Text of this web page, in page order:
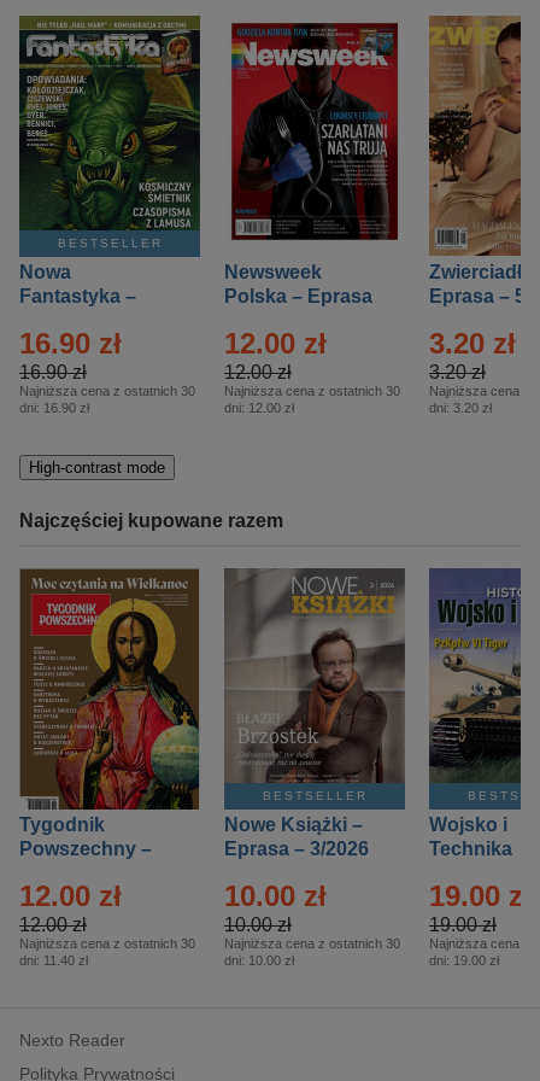
BESTSELLER
Nowa
Fantastyka –
16.90 zł
16.90 zł
Najniższa cena z ostatnich 30
dni: 16.90 zł
Newsweek
Polska – Eprasa
12.00 zł
12.00 zł
Najniższa cena z ostatnich 30
dni: 12.00 zł
Zwierciadło
Eprasa – 5/
3.20 zł
3.20 zł
Najniższa cena z
dni: 3.20 zł
High-contrast mode
Najczęściej kupowane razem
Tygodnik
Powszechny –
12.00 zł
12.00 zł
Najniższa cena z ostatnich 30
dni: 11.40 zł
BESTSELLER
Nowe Książki –
Eprasa – 3/2026
10.00 zł
10.00 zł
Najniższa cena z ostatnich 30
dni: 10.00 zł
Wojsko i
Technika
– 2/2026
19.00 zł
19.00 zł
Najniższa cena z
dni: 19.00 zł
Nexto Reader
Polityka Prywatności